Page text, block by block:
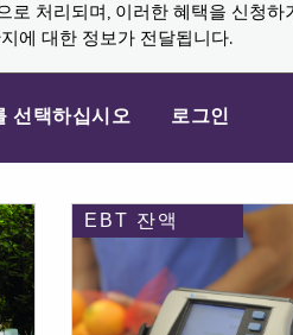
처리되며, 이러한 혜택을 신청
에 대한 정보가 전달됩니다.
선택하십시오 로그인
EBT 잔액